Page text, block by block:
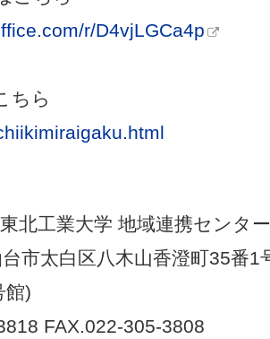
r/D4vjLGCa4p
ちら
北工業大学 地域連携センター
市太白区八木山香澄町35番1
館)
FAX.022-305-3808